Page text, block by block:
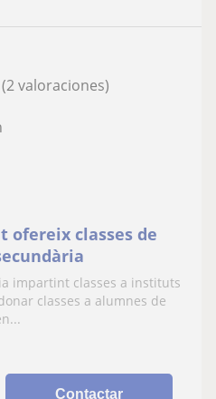
(2 valoraciones)
ofereix classes de
impartint classes a instituts
classes a alumnes de
Contactar